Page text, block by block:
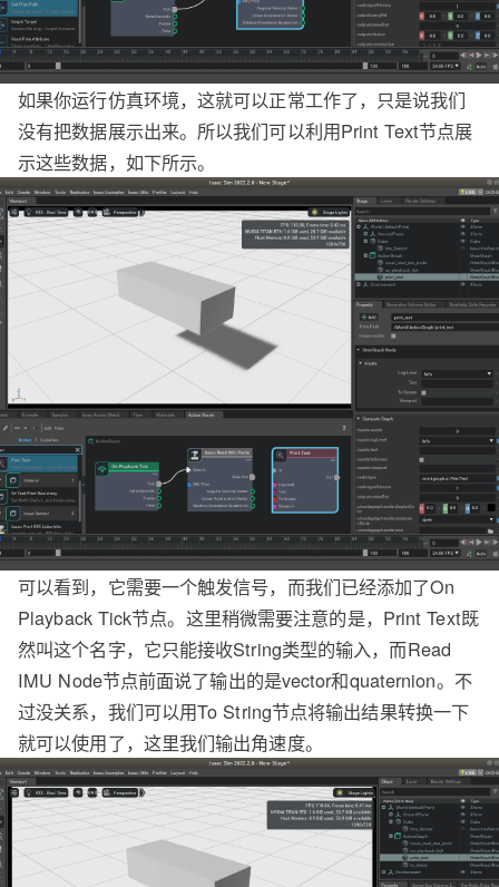
如果你运行仿真环境，这就可以正常工作了，只是说我们
没有把数据展示出来。所以我们可以利用Print Text节点展
示这些数据，如下所示。
可以看到，它需要一个触发信号，而我们已经添加了On
Playback Tick节点。这里稍微需要注意的是，Print Text既
然叫这个名字，它只能接收String类型的输入，而Read
IMU Node节点前面说了输出的是vector和quaternion。不
过没关系，我们可以用To String节点将输出结果转换一下
就可以使用了，这里我们输出角速度。